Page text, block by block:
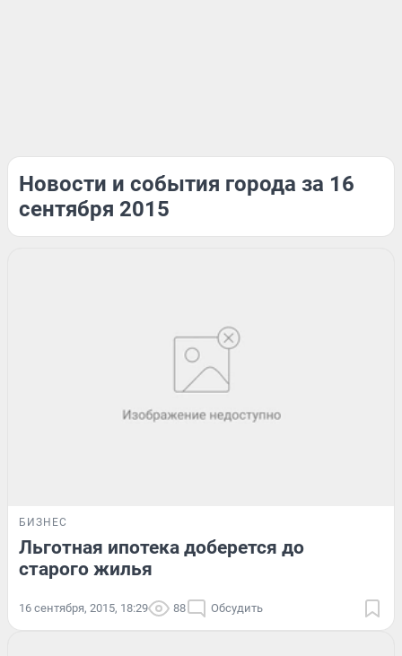
Новости и события города за 16
сентября 2015
БИЗНЕС
Льготная ипотека доберется до
старого жилья
16 сентября, 2015, 18:29 88 Обсудить